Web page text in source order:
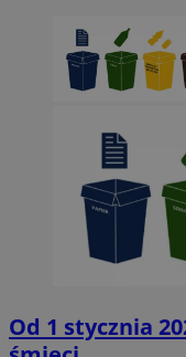
Od 1 stycznia